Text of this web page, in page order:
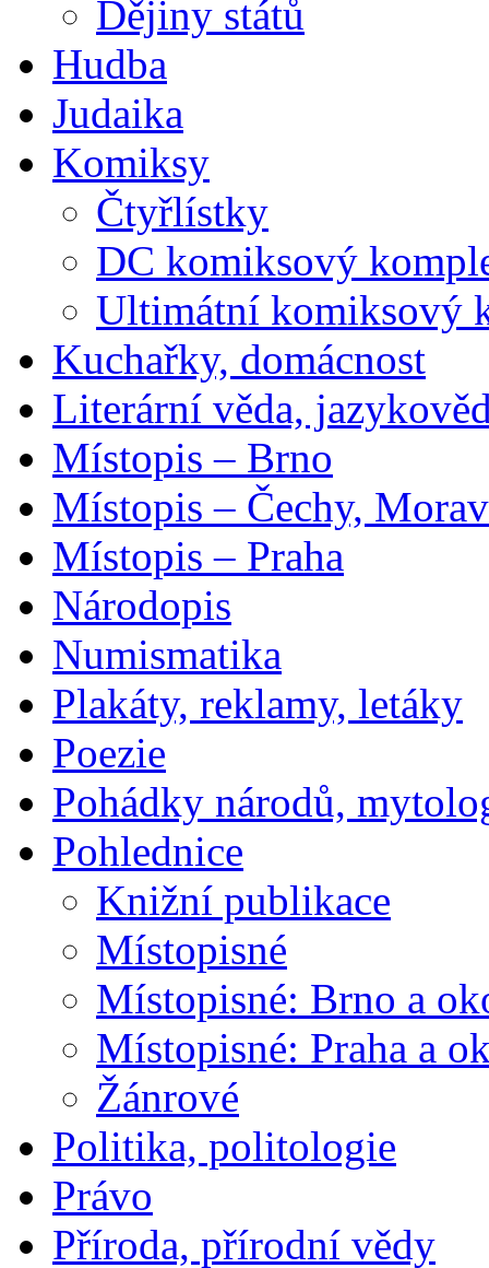
Dějiny států
Hudba
Judaika
Komiksy
Čtyřlístky
DC komiksový
Ultimátní komiksový
Kuchařky, domácnost
Literární věda,
Místopis – Brno
Místopis – Čechy,
Místopis – Praha
Národopis
Numismatika
Plakáty, reklamy, letáky
Poezie
Pohádky národů,
Pohlednice
Knižní publikace
Místopisné
Místopisné: Brno a
Místopisné: Praha a
Žánrové
Politika, politologie
Právo
Příroda, přírodní vědy